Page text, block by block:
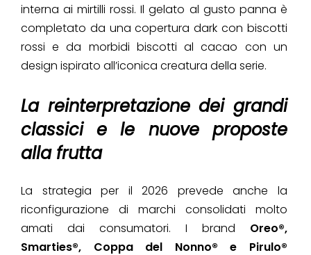
interna ai mirtilli rossi. Il gelato al gusto panna è
completato da una copertura dark con biscotti
rossi e da morbidi biscotti al cacao con un
design ispirato all’iconica creatura della serie.
La reinterpretazione dei grandi
classici e le nuove proposte
alla frutta
La strategia per il 2026 prevede anche la
riconfigurazione di marchi consolidati molto
amati dai consumatori. I brand Oreo®,
Smarties®, Coppa del Nonno® e Pirulo®